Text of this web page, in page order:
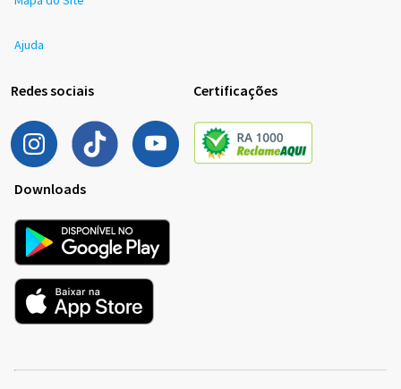
Ajuda
Redes sociais Certificações
Downloads